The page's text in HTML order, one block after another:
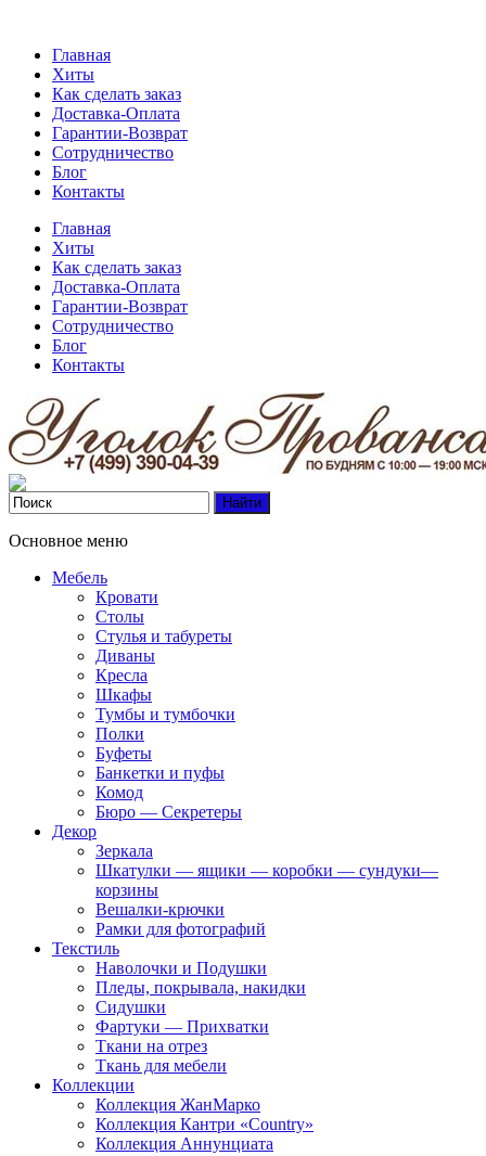
Главная
Хиты
Как сделать заказ
Доставка-Оплата
Гарантии-Возврат
Сотрудничество
Блог
Контакты
Главная
Хиты
Как сделать заказ
Доставка-Оплата
Гарантии-Возврат
Сотрудничество
Блог
Контакты
Основное меню
Мебель
Кровати
Столы
Стулья и табуреты
Диваны
Кресла
Шкафы
Тумбы и тумбочки
Полки
Буфеты
Банкетки и пуфы
Комод
Бюро — Секретеры
Декор
Зеркала
Шкатулки — ящики — коробки — сундуки—
корзины
Вешалки-крючки
Рамки для фотографий
Текстиль
Наволочки и Подушки
Пледы, покрывала, накидки
Сидушки
Фартуки — Прихватки
Ткани на отрез
Ткань для мебели
Коллекции
Коллекция ЖанМарко
Коллекция Кантри «Country»
Коллекция Аннунциата